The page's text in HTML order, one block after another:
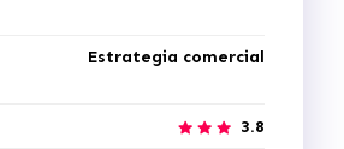
Estrategia comercial
3.8